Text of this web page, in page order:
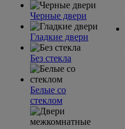
Черные двери
Гладкие двери
Без стекла
Белые со
стеклом